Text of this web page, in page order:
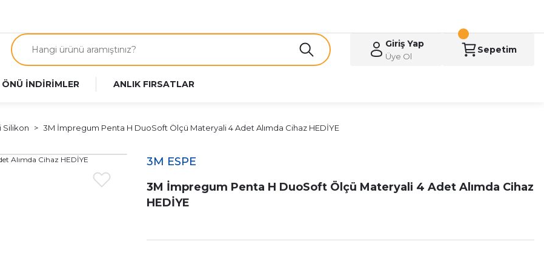
Giriş Yap
Üye Ol
Sepetim
İNDİRİMLER ANLIK FIRSATLAR
Silikon 3M İmpregum Penta H DuoSoft Ölçü Materyali 4 Adet Alımda Cihaz HEDİYE
3M ESPE
3M İmpregum Penta H DuoSoft Ölçü Materyali 4 Adet Alımda Cihaz
HEDİYE